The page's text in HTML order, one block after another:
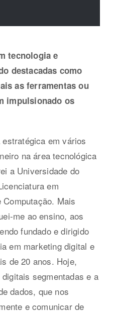
tecnologia e
destacadas como
as ferramentas ou
impulsionado os
em vários
na área tecnológica
a Universidade do
em
Mais
me ao ensino, aos
fundado e dirigido
em marketing digital e
de 20 anos. Hoje,
segmentadas e a
dados, que nos
e comunicar de